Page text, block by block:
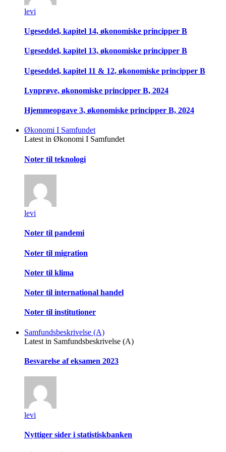
levi
Ugeseddel, kapitel 14, økonomiske principper B
Ugeseddel, kapitel 13, økonomiske principper B
Ugeseddel, kapitel 11 & 12, økonomiske principper B
Lynprøve, økonomiske principper B, 2024
Hjemmeopgave 3, økonomiske principper B, 2024
Økonomi I Samfundet
Latest in Økonomi I Samfundet
Noter til teknologi
levi
Noter til pandemi
Noter til migration
Noter til klima
Noter til international handel
Noter til institutioner
Samfundsbeskrivelse (A)
Latest in Samfundsbeskrivelse (A)
Besvarelse af eksamen 2023
levi
Nyttiger sider i statistiskbanken